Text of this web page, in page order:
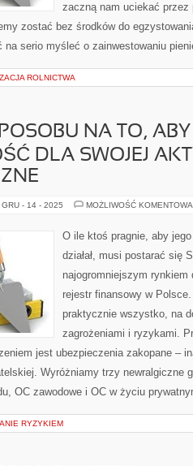
zaczną nam uciekać przez
zostać bez środków do
na serio myśleć o zainwestowaniu
ROLNICTWA
NA TO,
DLA SWOJEJ
GRU - 14 - 2025 MOŻLIWOŚĆ
O ile ktoś pragnie, aby
działał, musi postarać się
najogromniejszym
rejestr finansowy w
praktycznie wszystko, na
zagrożeniami i ryzykami.
jest ubezpieczenia zakopane –
Wyróżniamy trzy newralgiczne
OC zawodowe i OC w życiu
RYZYKIEM